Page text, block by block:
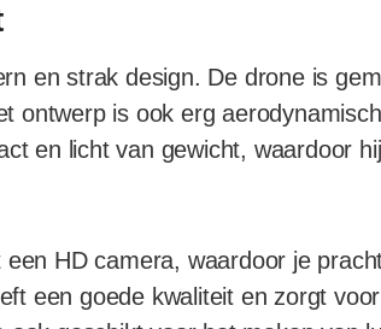
en strak design. De drone is
ontwerp is ook erg
en licht van gewicht, waardoor
HD camera, waardoor je
een goede kwaliteit en zorgt